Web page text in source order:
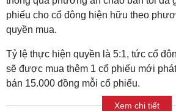
phiếu cho cổ đông hiện hữu theo
quyền mua.
Tỷ lệ thực hiện quyền là 5:1, tức cổ
sẽ được mua thêm 1 cổ phiếu mới
bán 15.000 đồng mỗi cổ phiếu.
Xem chi tiết